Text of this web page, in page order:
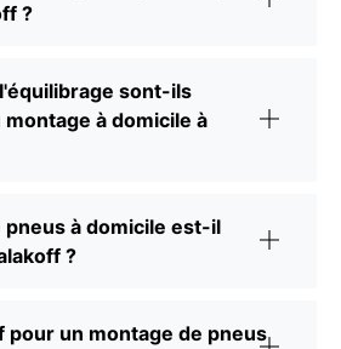
?
sont-ils
à domicile à
pneus à domicile est-il
?
pour un montage de pneus